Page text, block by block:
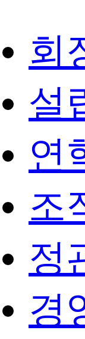
회
설
연
조
정
경